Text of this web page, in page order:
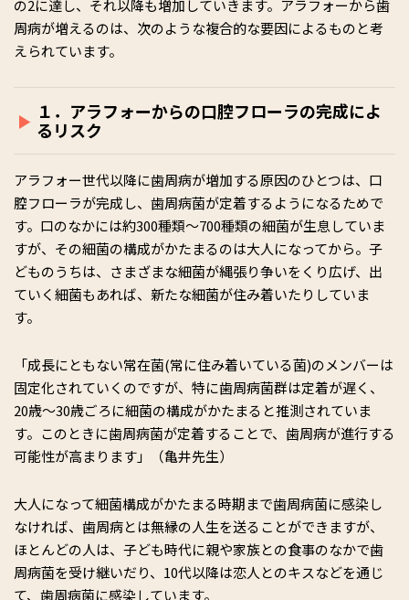
の2に達し、それ以降も増加していきます。アラフォーから歯
周病が増えるのは、次のような複合的な要因によるものと考
えられています。
１．アラフォーからの口腔フローラの完成によ
るリスク
アラフォー世代以降に歯周病が増加する原因のひとつは、口
腔フローラが完成し、歯周病菌が定着するようになるためで
す。口のなかには約300種類～700種類の細菌が生息していま
すが、その細菌の構成がかたまるのは大人になってから。子
どものうちは、さまざまな細菌が縄張り争いをくり広げ、出
ていく細菌もあれば、新たな細菌が住み着いたりしていま
す。
「成長にともない常在菌(常に住み着いている菌)のメンバーは
固定化されていくのですが、特に歯周病菌群は定着が遅く、
20歳～30歳ごろに細菌の構成がかたまると推測されていま
す。このときに歯周病菌が定着することで、歯周病が進行する
可能性が高まります」（亀井先生）
大人になって細菌構成がかたまる時期まで歯周病菌に感染し
なければ、歯周病とは無縁の人生を送ることができますが、
ほとんどの人は、子ども時代に親や家族との食事のなかで歯
周病菌を受け継いだり、10代以降は恋人とのキスなどを通じ
て、歯周病菌に感染しています。